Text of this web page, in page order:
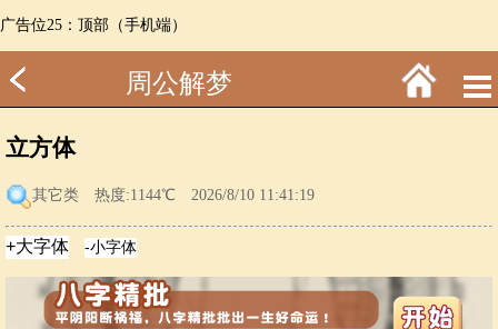
广告位25：顶部（手机端）
周公解梦
立方体
其它类 热度:1144℃ 2026/8/10 11:41:19